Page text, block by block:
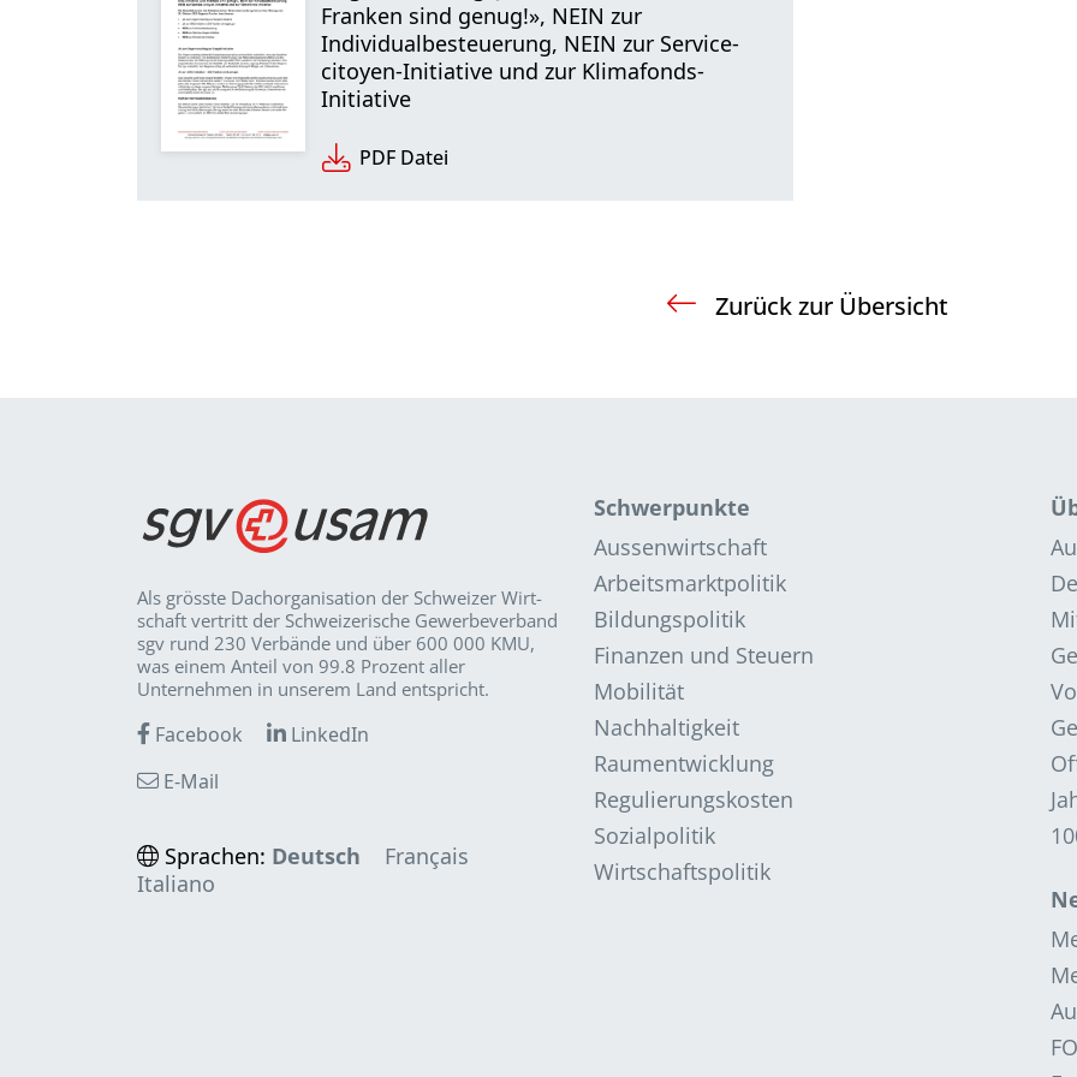
Franken sind genug!», NEIN zur
Individualbesteuerung, NEIN zur Service-
citoyen-Initiative und zur Klimafonds-
Initiative
PDF Datei
Zurück zur Übersicht
Als grösste Dachorganisation der Schweizer Wirt­
schaft vertritt der Schweizerische Gewerbeverband
sgv rund 230 Verbände und über 600 000 KMU,
was einem Anteil von 99.8 Prozent aller
Unternehmen in unserem Land entspricht.
Facebook
LinkedIn
E-Mail
Sprachen: Deutsch
Français
Italiano
Schwerpunkte
Aussenwirtschaft
Arbeitsmarktpolitik
Bildungspolitik
Finanzen und Steuern
Mobilität
Nachhaltigkeit
Raumentwicklung
Regulierungskosten
Sozialpolitik
Wirtschaftspolitik